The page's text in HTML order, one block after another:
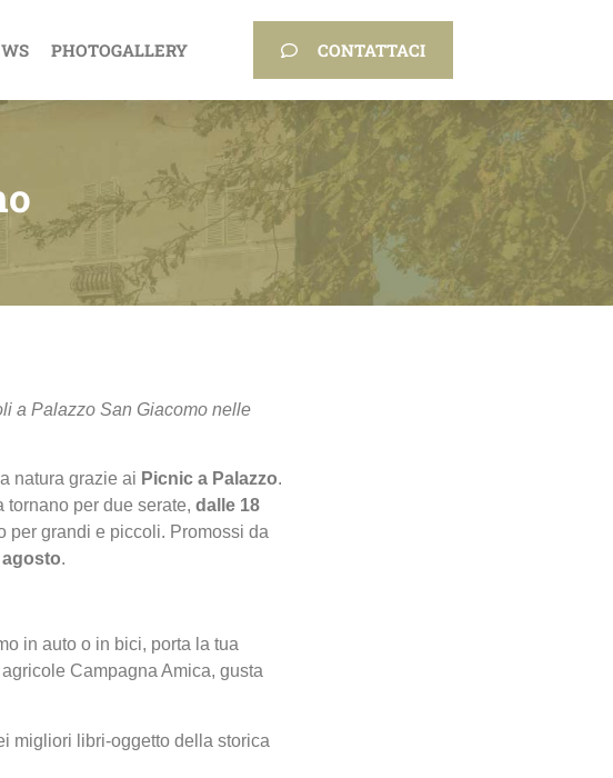
PHOTOGALLERY CONTATTACI
a Palazzo San Giacomo nelle
natura grazie ai Picnic a Palazzo.
per due serate, dalle 18
per grandi e piccoli. Promossi da
.
in auto o in bici, porta la tua
Campagna Amica, gusta
migliori libri-oggetto della storica